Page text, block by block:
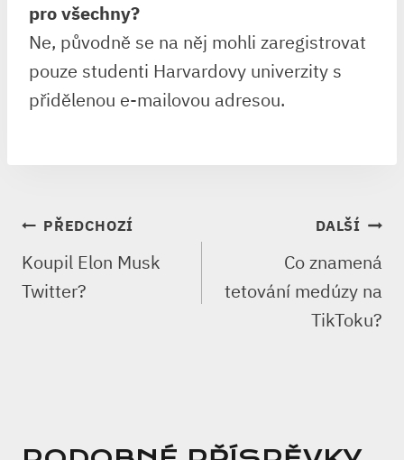
pro všechny?
Ne, původně se na něj mohli zaregistrovat
pouze studenti Harvardovy univerzity s
přidělenou e-mailovou adresou.
NAVIGACE
PRO
PŘÍSPĚVEK
PŘEDCHOZÍ
Koupil Elon Musk
Twitter?
DALŠÍ
Co znamená
tetování medúzy na
TikToku?